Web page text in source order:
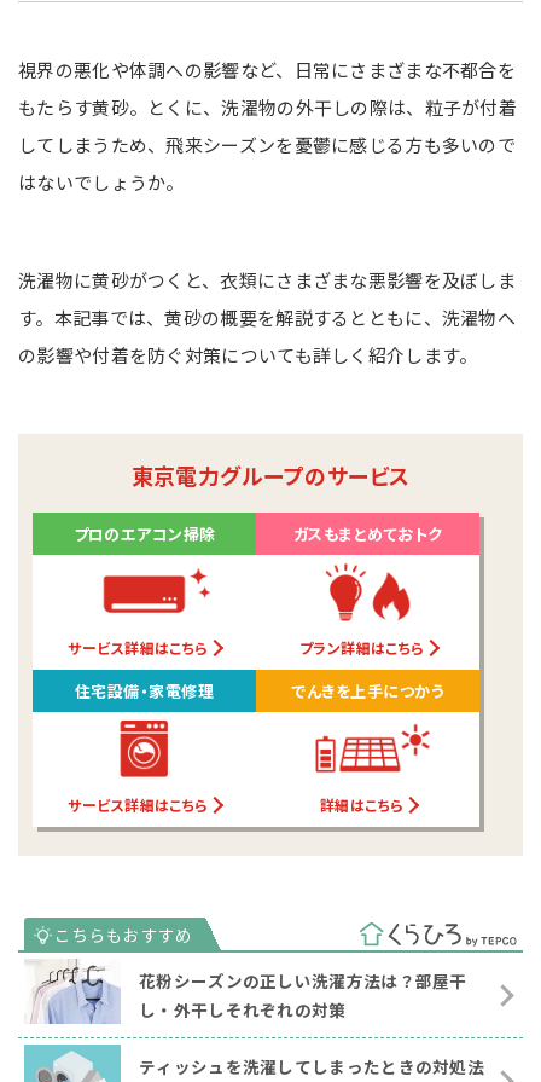
視界の悪化や体調への影響など、日常にさまざまな不都合を
もたらす黄砂。とくに、洗濯物の外干しの際は、粒子が付着
してしまうため、飛来シーズンを憂鬱に感じる方も多いので
はないでしょうか。
洗濯物に黄砂がつくと、衣類にさまざまな悪影響を及ぼしま
す。本記事では、黄砂の概要を解説するとともに、洗濯物へ
の影響や付着を防ぐ対策についても詳しく紹介します。
東京電力グループのサービス
プロのエアコン掃除
サービス詳細はこちら
ガスもまとめておトク
プラン詳細はこちら
住宅設備・家電修理
サービス詳細はこちら
でんきを上手につかう
詳細はこちら
花粉シーズンの正しい洗濯方法は？部屋干
し・外干しそれぞれの対策
ティッシュを洗濯してしまったときの対処法